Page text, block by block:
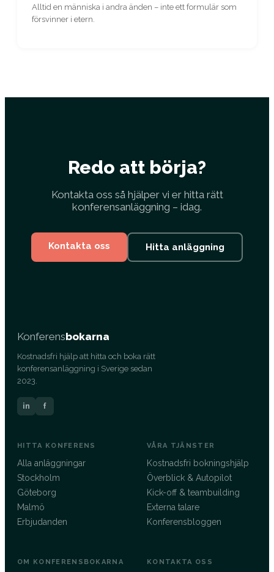
Alltid en människa i andra änden – inte ett formulär som
försvinner i etern.
Redo att börja?
Kontakta oss så hjälper vi er hitta rätt
konferensanläggning – idag.
Kontakta oss Hitta anläggning
Konferensbokarna
Kostnadsfri hjälp att hitta och boka rätt
konferensanläggning i Sverige sedan
2023.
in f
HITTA KONFERENS
Alla anläggningar
Stockholm
Göteborg
Malmö
Erbjudanden
VÅRA TJÄNSTER
Kostnadsfri bokningshjälp
Överblick & Autopilot
Kick-off & teambuilding
Externa talare
Konferensbloggen
OM KONFERENSBOKARNA KONTAKTA OSS